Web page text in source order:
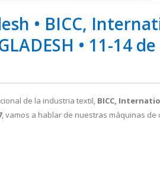
• BICC,
• 11-14
de la industria textil, BICC,
, vamos a hablar de nuestras máquinas de